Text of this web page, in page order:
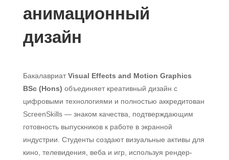
анимационный
дизайн
БакалавриатVisual Effects and Motion Graphics
BSc (Hons) объединяет креативный дизайн с
цифровыми технологиями и полностью аккредитован
ScreenSkills — знаком качества, подтверждающим
готовность выпускников к работе в экранной
индустрии. Студенты создают визуальные активы для
кино, телевидения, веба и игр, используя рендер-